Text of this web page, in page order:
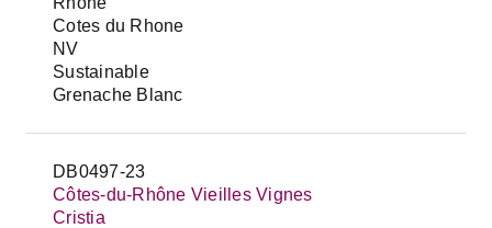
Cotes du Rhone
NV
Sustainable
Grenache Blanc
DB0497-23
Côtes-du-Rhône Vieilles Vignes
Cristia